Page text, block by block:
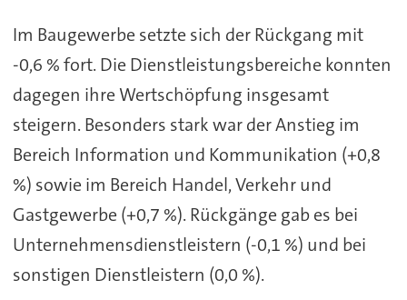
Im Baugewerbe setzte sich der Rückgang mit
-0,6 % fort. Die Dienstleistungsbereiche konnten
dagegen ihre Wertschöpfung insgesamt
steigern. Besonders stark war der Anstieg im
Bereich Information und Kommunikation (+0,8
%) sowie im Bereich Handel, Verkehr und
Gastgewerbe (+0,7 %). Rückgänge gab es bei
Unternehmensdienstleistern (-0,1 %) und bei
sonstigen Dienstleistern (0,0 %).